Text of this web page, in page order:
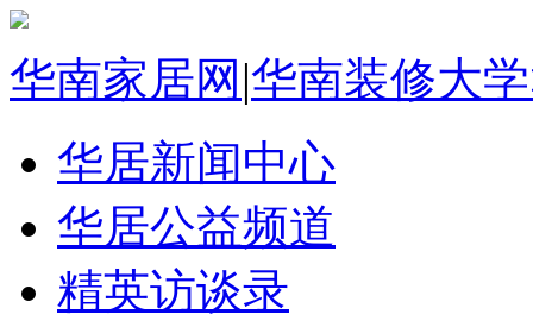
华南家居网 |华南装修大
华居新闻中心
华居公益频道
精英访谈录